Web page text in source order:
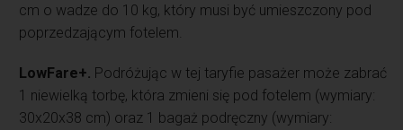
cm o wadze do 10 kg, który musi być umieszczony pod
poprzedzającym fotelem.
LowFare+. Podróżując w tej taryfie pasażer może zabrać
1 niewielką torbę, która zmieni się pod fotelem (wymiary:
30x20x38 cm) oraz 1 bagaż podręczny (wymiary: